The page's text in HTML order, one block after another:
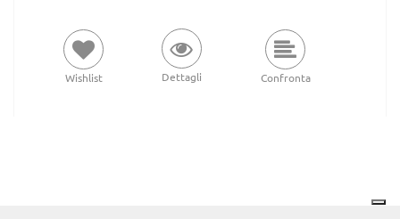
Wishlist Dettagli Confronta